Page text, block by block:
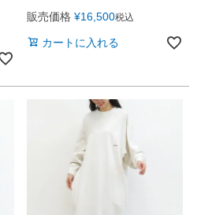
販売価格 ¥16,500税込
カートに入れる